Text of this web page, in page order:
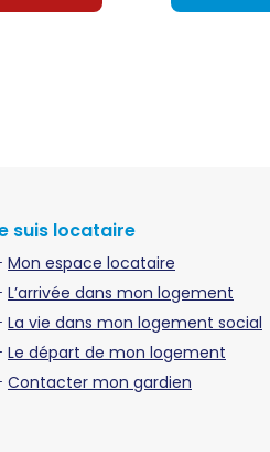
suis locataire
Mon espace locataire
L’arrivée dans mon logement
La vie dans mon logement social
Le départ de mon logement
Contacter mon gardien